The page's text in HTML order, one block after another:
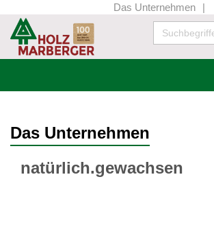
Das Unternehmen
Das Unternehmen
natürlich.gewachsen